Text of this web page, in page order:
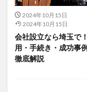
2024年10月15日
2024年10月15日
会社設立なら埼玉で
用・手続き・成功事
徹底解説